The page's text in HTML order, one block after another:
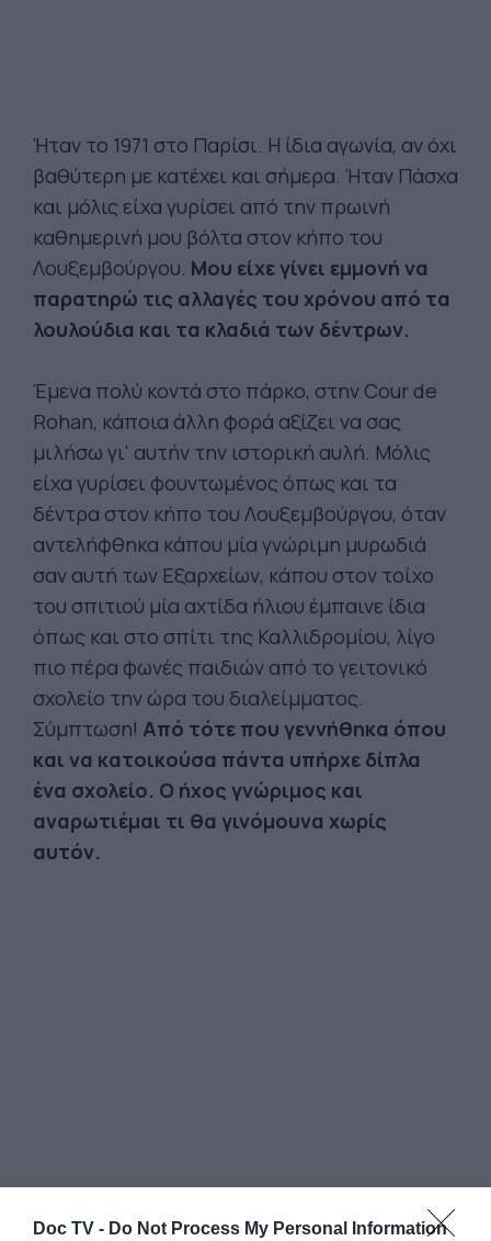
Doc TV - Do Not Process My Personal Information
Ήταν το 1971 στο Παρίσι. Η ίδια αγωνία, αν όχι
βαθύτερη με κατέχει και σήμερα. Ήταν Πάσχα
και μόλις είχα γυρίσει από την πρωινή
καθημερινή μου βόλτα στον κήπο του
Λουξεμβούργου. Μου είχε γίνει εμμονή να
παρατηρώ τις αλλαγές του χρόνου από τα
λουλούδια και τα κλαδιά των δέντρων.
Έμενα πολύ κοντά στο πάρκο, στην Cour de
Rohan, κάποια άλλη φορά αξίζει να σας
μιλήσω γι' αυτήν την ιστορική αυλή. Μόλις
είχα γυρίσει φουντωμένος όπως και τα
δέντρα στον κήπο του Λουξεμβούργου, όταν
αντελήφθηκα κάπου μία γνώριμη μυρωδιά
σαν αυτή των­­ Εξαρχείων, κάπου στον τοίχο
του σπιτιού μία αχτίδα ήλιου έμπαινε ίδια
όπως και στο σπίτι της Καλλιδρομίου, λίγο
πιο πέρα φωνές παιδιών από το γειτονικό
σχολείο την ώρα του διαλείμματος.
Σύμπτωση! Από τότε που γεννήθηκα όπου
και να κατοικούσα πάντα υπήρχε δίπλα
ένα σχολείο. Ο ήχος γνώριμος και
αναρωτιέμαι τι θα γινόμουνα χωρίς
αυτόν.
Φαίνεται ότι η μουσική μόνο το ερέθισμα